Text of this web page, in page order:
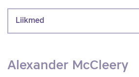
Liikmed
Alexander McCleery